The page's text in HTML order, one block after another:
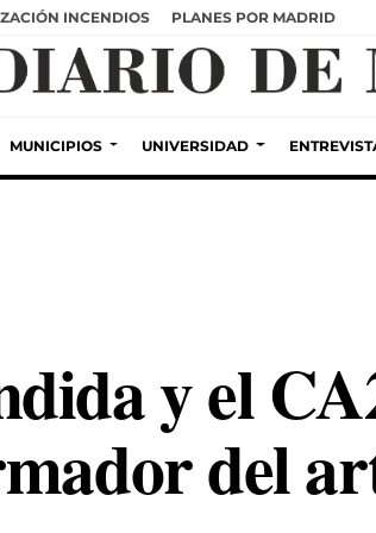
INCENDIOS PLANES POR MADRID
MUNICIPIOS UNIVERSIDAD
y el
del